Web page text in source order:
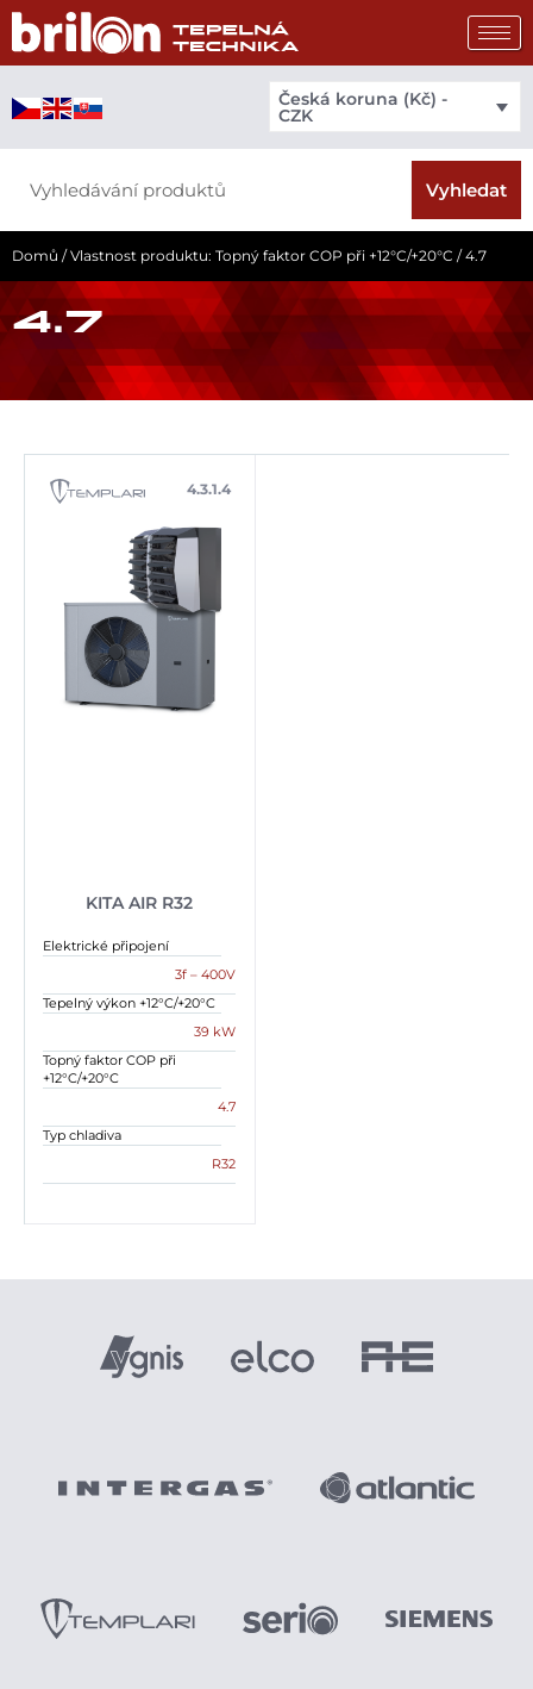
Přeskočit
obsah
Česká koruna (Kč) -
CZK
Vyhledat
Domů / Vlastnost produktu: Topný faktor COP při +12°C/+20°C / 4.7
4.7
KITA AIR R32
4.3.1.4
Elektrické připojení
3f – 400V
Tepelný výkon +12°C/+20°C
39 kW
Topný faktor COP při
+12°C/+20°C
4.7
Typ chladiva
R32